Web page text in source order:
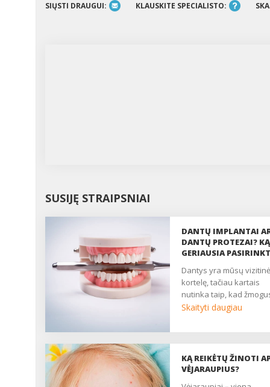
SIŲSTI DRAUGUI: KLAUSKITE SPECIALISTO:
SUSIJĘ STRAIPSNIAI
DANTŲ IMPLANTAI
DANTŲ PROTEZAI? KĄ
GERIAUSIA
dantys yra mūsų vizitinė
kortelę, tačiau kartais
nutinka taip, kad
Skaityti daugiau
KĄ REIKĖTŲ ŽINOTI
VĖJARAUPIUS?